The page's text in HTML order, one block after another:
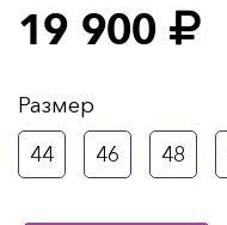
19 900
Размер
44
46 48